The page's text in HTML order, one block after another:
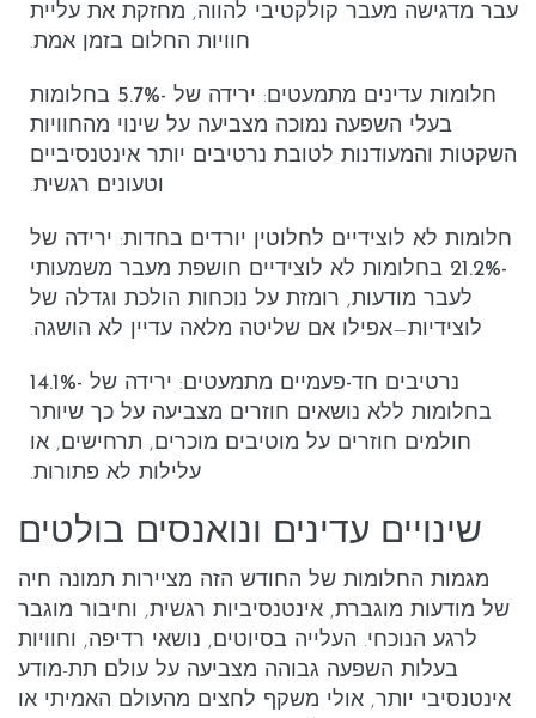
עבר מדגישה מעבר קולקטיבי להווה, מחזקת את עליית
חוויות החלום בזמן אמת.
חלומות עדינים מתמעטים: ירידה של -5.7%
בחלומות
בעלי השפעה נמוכה מצביעה על שינוי מהחוויות
השקטות והמעודנות לטובת נרטיבים יותר אינטנסיביים
וטעונים רגשית.
חלומות לא לוצידיים לחלוטין יורדים בחדות: ירידה של
-21.2%
בחלומות לא לוצידיים חושפת מעבר משמעותי
לעבר מודעות, רומזת על נוכחות הולכת וגדלה של
לוצידיות—אפילו אם שליטה מלאה עדיין לא הושגה.
נרטיבים חד-פעמיים מתמעטים: ירידה של -14.1%
בחלומות ללא נושאים חוזרים מצביעה על כך שיותר
חולמים חוזרים על מוטיבים מוכרים, תרחישים, או
עלילות לא פתורות.
שינויים עדינים ונואנסים בולטים
מגמות החלומות של החודש הזה מציירות תמונה חיה
של מודעות מוגברת, אינטנסיביות רגשית, וחיבור מוגבר
לרגע הנוכחי. העלייה בסיוטים, נושאי רדיפה, וחוויות
בעלות השפעה גבוהה מצביעה על עולם תת-מודע
אינטנסיבי יותר, אולי משקף לחצים מהעולם האמיתי או